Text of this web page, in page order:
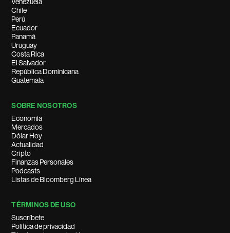
Chile
Perú
Ecuador
Panamá
Uruguay
Costa Rica
El Salvador
República Dominicana
Guatemala
SOBRE NOSOTROS
Economía
Mercados
Dólar Hoy
Actualidad
Cripto
Finanzas Personales
Podcasts
Listas de Bloomberg Línea
TÉRMINOS DE USO
Suscríbete
Política de privacidad